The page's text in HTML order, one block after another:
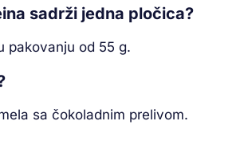
sadrži jedna pločica?
pakovanju od 55 g.
sa čokoladnim prelivom.